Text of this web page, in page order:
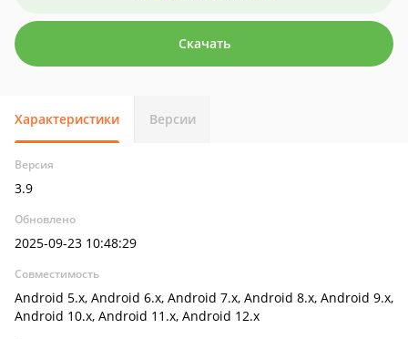
Скачать
Характеристики Версии
Версия
3.9
Обновлено
2025-09-23 10:48:29
Совместимость
Android 5.x, Android 6.x, Android 7.x, Android 8.x, Android 9.x,
Android 10.x, Android 11.x, Android 12.x